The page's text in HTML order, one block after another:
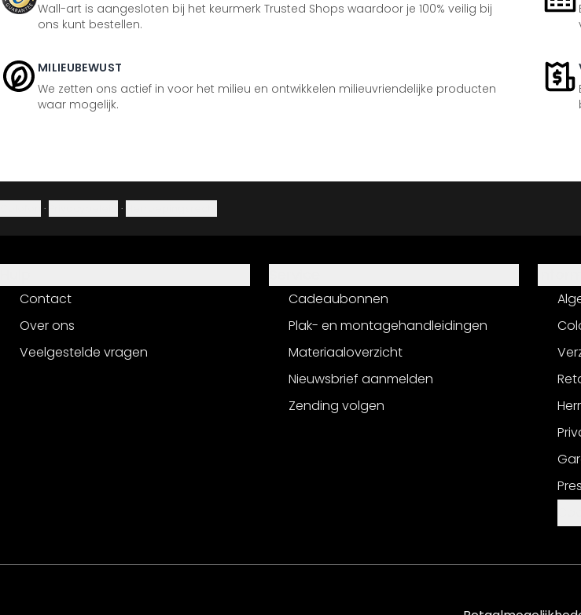
Wall-art is aangesloten bij het keurmerk Trusted Shops waardoor je 100% veilig bij
ons kunt bestellen.
MILIEUBEWUST
We zetten ons actief in voor het milieu en ontwikkelen milieuvriendelijke producten
waar mogelijk.
· ·
Contact
Over ons
Veelgestelde vragen
Cadeaubonnen
Plak- en montagehandleidingen
Materiaaloverzicht
Nieuwsbrief aanmelden
Zending volgen